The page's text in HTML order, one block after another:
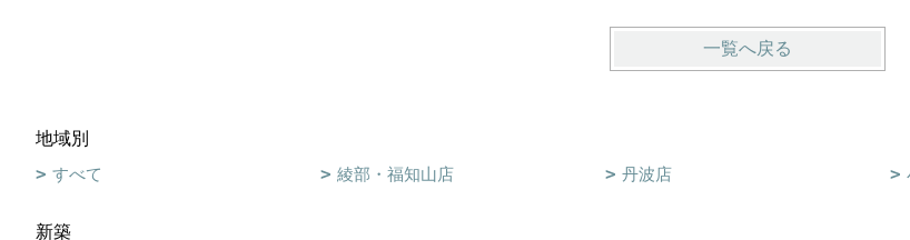
一覧へ戻る
地域別
すべて
綾部・福知山店 丹波店
新築